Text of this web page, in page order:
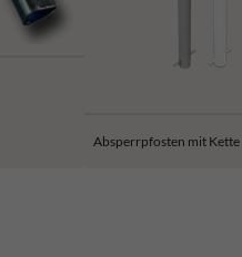
Absperrpfosten mit Kette